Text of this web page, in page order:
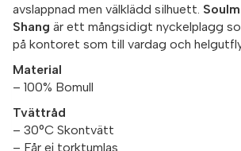
avslappnad men välklädd silhuett.
Shang är ett mångsidigt nyckelplagg
på kontoret som till vardag och
Material
– 100% Bomull
Tvättråd
– 30°C Skontvätt
– Får ej torktumlas